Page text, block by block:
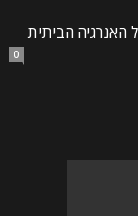
האנרגיה הביתית
0